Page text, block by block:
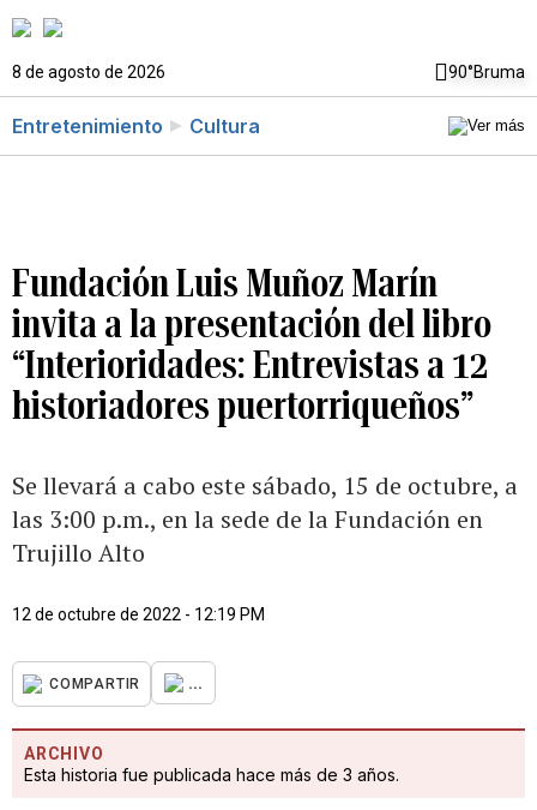
8 de agosto de 2026 90°Bruma
Entretenimiento Cultura
Fundación Luis Muñoz Marín
invita a la presentación del libro
“Interioridades: Entrevistas a 12
historiadores puertorriqueños”
Se llevará a cabo este sábado, 15 de octubre, a
las 3:00 p.m., en la sede de la Fundación en
Trujillo Alto
12 de octubre de 2022 - 12:19 PM
COMPARTIR ...
ARCHIVO
Esta historia fue publicada hace más de 3 años.